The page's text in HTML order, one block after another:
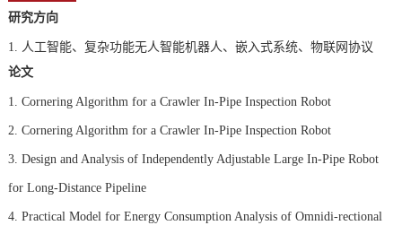
研究方向
1.
人工智能、复杂功能无人智能机器人、嵌入式系统、物联网协议
论文
1. Cornering Algorithm for a Crawler In-Pipe Inspection Robot
2. Cornering Algorithm for a Crawler In-Pipe Inspection Robot
3. Design and Analysis of Independently Adjustable Large In-Pipe Robot
for Long-Distance Pipeline
4. Practical Model for Energy Consumption Analysis of Omnidi-rectional